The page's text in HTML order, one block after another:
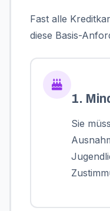
Fast alle
diese Basis-
1.
Sie